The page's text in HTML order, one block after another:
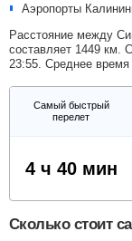
Аэропорты
Расстояние между
составляет 1449 км.
23:55. Среднее время
Самый быстрый
перелет
4 ч 40 мин
Сколько стоит